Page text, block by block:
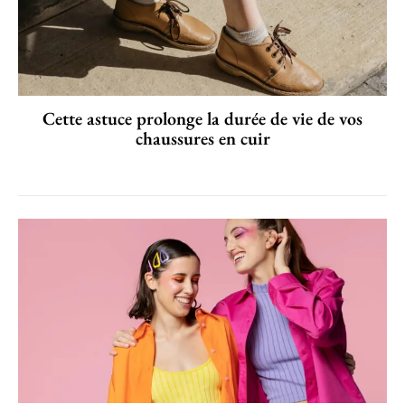
Cette astuce prolonge la durée de vie de vos
chaussures en cuir